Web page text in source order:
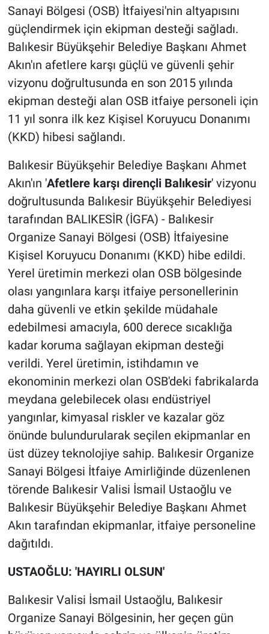
Sanayi Bölgesi (OSB) İtfaiyesi'nin altyapısını
güçlendirmek için ekipman desteği sağladı.
Balıkesir Büyükşehir Belediye Başkanı Ahmet
Akın'ın afetlere karşı güçlü ve güvenli şehir
vizyonu doğrultusunda en son 2015 yılında
ekipman desteği alan OSB itfaiye personeli için
11 yıl sonra ilk kez Kişisel Koruyucu Donanımı
(KKD) hibesi sağlandı.
Balıkesir Büyükşehir Belediye Başkanı Ahmet
Akın'ın 'Afetlere karşı dirençli Balıkesir' vizyonu
doğrultusunda Balıkesir Büyükşehir Belediyesi
tarafından BALIKESİR (İGFA) - Balıkesir
Organize Sanayi Bölgesi (OSB) İtfaiyesine
Kişisel Koruyucu Donanımı (KKD) hibe edildi.
Yerel üretimin merkezi olan OSB bölgesinde
olası yangınlara karşı itfaiye personellerinin
daha güvenli ve etkin şekilde müdahale
edebilmesi amacıyla, 600 derece sıcaklığa
kadar koruma sağlayan ekipman desteği
verildi. Yerel üretimin, istihdamın ve
ekonominin merkezi olan OSB'deki fabrikalarda
meydana gelebilecek olası endüstriyel
yangınlar, kimyasal riskler ve kazalar göz
önünde bulundurularak seçilen ekipmanlar en
üst düzey teknolojiye sahip. Balıkesir Organize
Sanayi Bölgesi İtfaiye Amirliğinde düzenlenen
törende Balıkesir Valisi İsmail Ustaoğlu ve
Balıkesir Büyükşehir Belediye Başkanı Ahmet
Akın tarafından ekipmanlar, itfaiye personeline
dağıtıldı.
USTAOĞLU: 'HAYIRLI OLSUN'
Balıkesir Valisi İsmail Ustaoğlu, Balıkesir
Organize Sanayi Bölgesinin, her geçen gün